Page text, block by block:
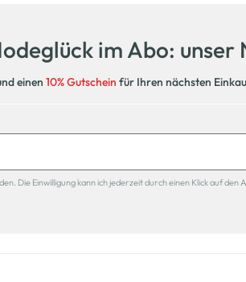
im Abo: unser
einen 10% Gutschein für Ihren nächsten
Die Einwilligung kann ich jederzeit durch einen Klick auf